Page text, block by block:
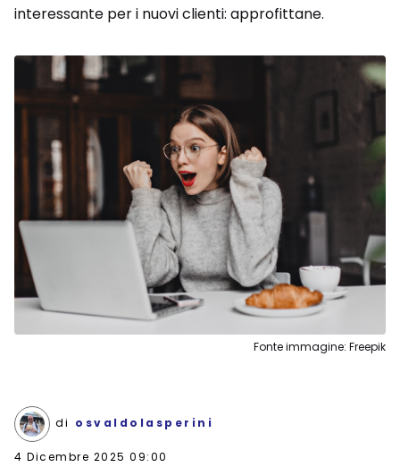
interessante per i nuovi clienti: approfittane.
Fonte immagine: Freepik
di osvaldolasperini
4 Dicembre 2025 09:00